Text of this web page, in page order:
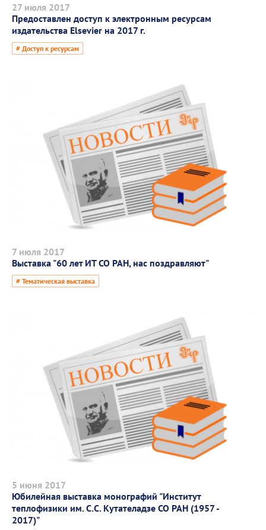
27 июля 2017
Предоставлен доступ к электронным ресурсам
издательства Elsevier на 2017 г.
# Доступ к ресурсам
7 июля 2017
Выставка "60 лет ИТ СО РАН, нас поздравляют"
# Тематическая выставка
5 июня 2017
Юбилейная выставка монографий "Институт
теплофизики им. С.С. Кутателадзе СО РАН (1957 -
2017)"